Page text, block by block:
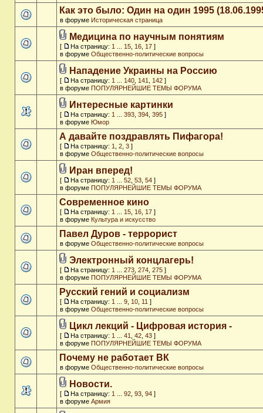
Как это было: Один на один 1995
в форуме Историческая страница
Медицина по научным понятиям
[ На страницу: 1 15 16 17 ]
в форуме Общественно-политические вопросы
Нападение Украины на Россию
[ На страницу: 1 140 141 142 ]
в форуме ПОПУЛЯРНЕЙШИЕ ТЕМЫ ФОРУМА
Интересные картинки
[ На страницу: 1 393 394 395 ]
в форуме Юмор
А давайте поздравлять Пифагора!
[ На страницу: 1 2 3 ]
в форуме Общественно-политические вопросы
Иран вперед!
[ На страницу: 1 52 53 54 ]
в форуме ПОПУЛЯРНЕЙШИЕ ТЕМЫ ФОРУМА
Современное кино
[ На страницу: 1 15 16 17 ]
в форуме Культура и искусство
Павел Дуров - террорист
в форуме Общественно-политические вопросы
Электронный концлагерь!
[ На страницу: 1 273 274 275 ]
в форуме ПОПУЛЯРНЕЙШИЕ ТЕМЫ ФОРУМА
Русский гений и социализм
[ На страницу: 1 9 10 11 ]
в форуме Общественно-политические вопросы
Цикл лекций - Цифровая история -
[ На страницу: 1 41 42 43 ]
в форуме ПОПУЛЯРНЕЙШИЕ ТЕМЫ ФОРУМА
Почему не работает ВК
в форуме Общественно-политические вопросы
Новости.
[ На страницу: 1 92 93 94 ]
в форуме Армия